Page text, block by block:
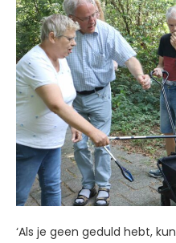
‘Als je geen geduld hebt,